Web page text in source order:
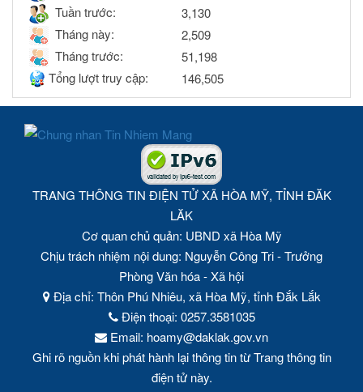
Tuần trước:
3,130
Tháng này:
2,509
Tháng trước:
51,198
Tổng lượt truy cập:
146,505
TRANG THÔNG TIN ĐIỆN TỬ XÃ HÒA MỸ, TỈNH ĐĂK
LĂK
Cơ quan chủ quản: UBND xã Hòa Mỹ
Chịu trách nhiệm nội dung: Nguyễn Công Tri - Trưởng
Phòng Văn hóa - Xã hội
Địa chỉ: Thôn Phú Nhiêu, xã Hòa Mỹ, tỉnh Đắk Lắk
Điện thoại: 0257.3581035
Email: hoamy@daklak.gov.vn
Ghi rõ nguồn khi phát hành lại thông tin từ Trang thông tin
điện tử này.